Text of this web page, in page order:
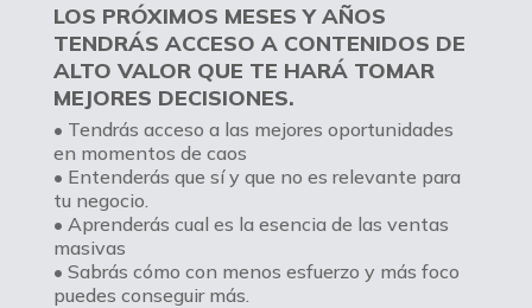
LOS PRÓXIMOS MESES Y AÑOS
TENDRÁS ACCESO A CONTENIDOS DE
ALTO VALOR QUE TE HARÁ TOMAR
MEJORES DECISIONES.
• Tendrás acceso a las mejores oportunidades
en momentos de caos
• Entenderás que sí y que no es relevante para
tu negocio.
• Aprenderás cual es la esencia de las ventas
masivas
• Sabrás cómo con menos esfuerzo y más foco
puedes conseguir más.